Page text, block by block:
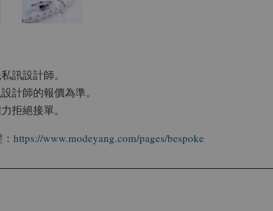
訊設計師。
計師的報價為準。
拒絕接單。
https://www.modeyang.com/pages/bespoke